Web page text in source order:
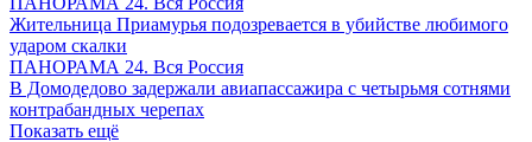
Жительница Приамурья подозревается в убийстве любимого
ударом скалки
ПАНОРАМА 24. Вся Россия
В Домодедово задержали авиапассажира с четырьмя сотнями
контрабандных черепах
Показать ещё